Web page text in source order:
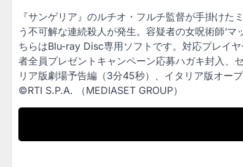
『サンゲリア』のルチオ・フルチ監督が手掛け
う不可解な連続殺人が発生。容疑者の女呪術師‘
ちらはBlu-ray Disc専用ソフトです。対応プレイ
者全員プレゼントキャンペーン応募ハガキ封入、
リア版劇場予告編（3分45秒）、イタリア版オー
©RTI S.P.A. （MEDIASET GROUP）